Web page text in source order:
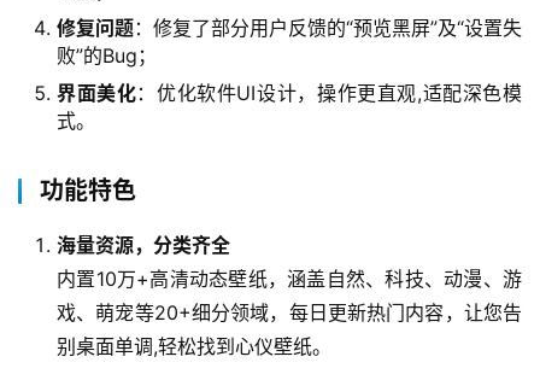
修复问题：修复了部分用户反馈的“预览黑屏”及“设置失
败”的Bug；
界面美化：优化软件UI设计，操作更直观,适配深色模
式。
功能特色
海量资源，分类齐全
内置10万+高清动态壁纸，涵盖自然、科技、动漫、游
戏、萌宠等20+细分领域，每日更新热门内容，让您告
别桌面单调,轻松找到心仪壁纸。